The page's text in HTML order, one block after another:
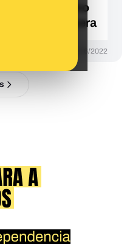
dentro, como
sino por fuera
22/06/2022